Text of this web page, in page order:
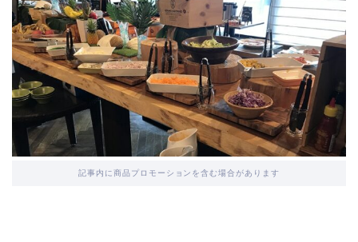
記事内に商品プロモーションを含む場合があります